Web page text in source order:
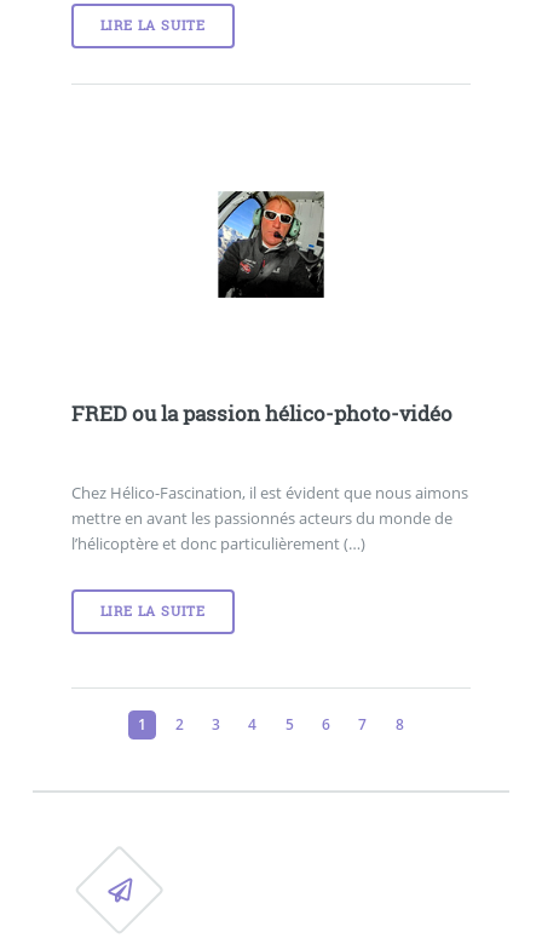
LIRE LA SUITE
FRED ou la passion hélico-photo-vidéo
Chez Hélico-Fascination, il est évident que nous aimons
mettre en avant les passionnés acteurs du monde de
l’hélicoptère et donc particulièrement (…)
LIRE LA SUITE
1 2 3 4 5 6 7 8